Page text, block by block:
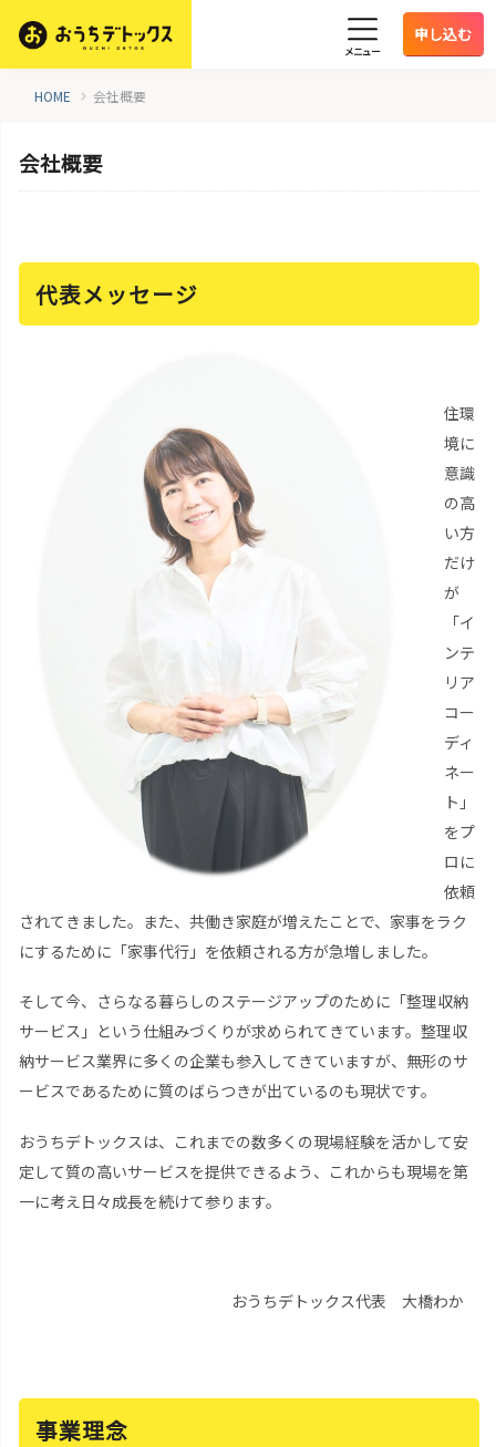
メニュー
申し込む
HOME 会社概要
会社概要
代表メッセージ
住環
境に
意識
の高
い方
だけ
が
「イ
ンテ
リア
コー
ディ
ネー
ト」
をプ
ロに
依頼
されてきました。また、共働き家庭が増えたことで、家事をラク
にするために「家事代行」を依頼される方が急増しました。
そして今、さらなる暮らしのステージアップのために「整理収納
サービス」という仕組みづくりが求められてきています。整理収
納サービス業界に多くの企業も参入してきていますが、無形のサ
ービスであるために質のばらつきが出ているのも現状です。
おうちデトックスは、これまでの数多くの現場経験を活かして安
定して質の高いサービスを提供できるよう、これからも現場を第
一に考え日々成長を続けて参ります。
おうちデトックス代表 大橋わか
事業理念